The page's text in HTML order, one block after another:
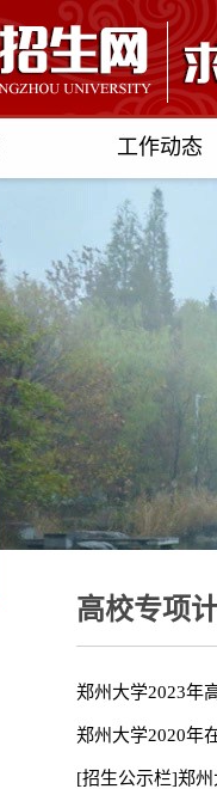
工作动态
高校专项
郑州大学2023年
郑州大学2020年
[招生公示栏]郑